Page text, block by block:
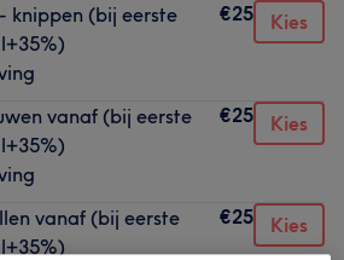
knippen (bij eerste
€25 Kies
vanaf (bij eerste
€25 Kies
vanaf (bij eerste
€25 Kies